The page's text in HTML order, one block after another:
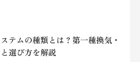
テムの種類とは？第一種換気・
選び方を解説